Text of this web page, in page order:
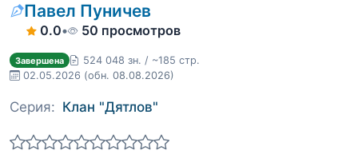
Павел Пуничев
0.0• 50 просмотров
Завершена
524 048 зн. / ~185 стр.
02.05.2026 (обн. 08.08.2026)
Серия: Клан "Дятлов"